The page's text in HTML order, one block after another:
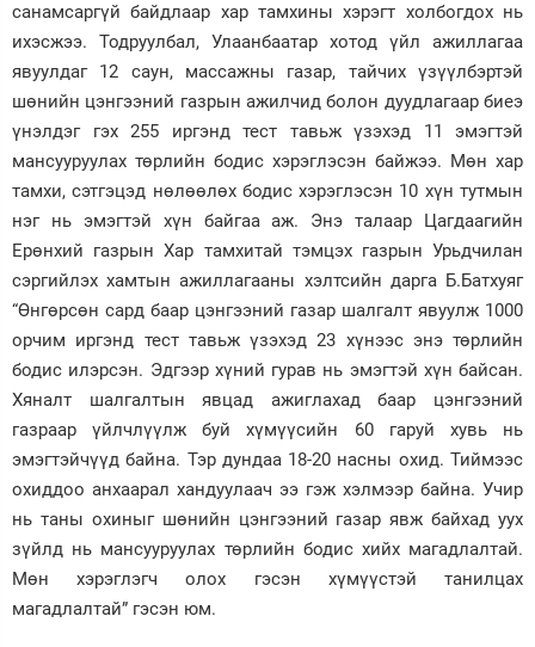
санамсаргүй байдлаар хар тамхины хэрэгт холбогдох нь
ихэсжээ. Тодруулбал, Улаанбаатар хотод үйл ажиллагаа
явуулдаг 12 саун, массажны газар, тайчих үзүүлбэртэй
шөнийн цэнгээний газрын ажилчид болон дуудлагаар биеэ
үнэлдэг гэх 255 иргэнд тест тавьж үзэхэд 11 эмэгтэй
мансууруулах төрлийн бодис хэрэглэсэн байжээ. Мөн хар
тамхи, сэтгэцэд нөлөөлөх бодис хэрэглэсэн 10 хүн тутмын
нэг нь эмэгтэй хүн байгаа аж. Энэ талаар Цагдаагийн
Ерөнхий газрын Хар тамхитай тэмцэх газрын Урьдчилан
сэргийлэх хамтын ажиллагааны хэлтсийн дарга Б.Батхуяг
“Өнгөрсөн сард баар цэнгээний газар шалгалт явуулж 1000
орчим иргэнд тест тавьж үзэхэд 23 хүнээс энэ төрлийн
бодис илэрсэн. Эдгээр хүний гурав нь эмэгтэй хүн байсан.
Хяналт шалгалтын явцад ажиглахад баар цэнгээний
газраар үйлчлүүлж буй хүмүүсийн 60 гаруй хувь нь
эмэгтэйчүүд байна. Тэр дундаа 18-20 насны охид. Тиймээс
охиддоо анхаарал хандуулаач ээ гэж хэлмээр байна. Учир
нь таны охиныг шөнийн цэнгээний газар явж байхад уух
зүйлд нь мансууруулах төрлийн бодис хийх магадлалтай.
Мөн хэрэглэгч олох гэсэн хүмүүстэй танилцах
магадлалтай” гэсэн юм.